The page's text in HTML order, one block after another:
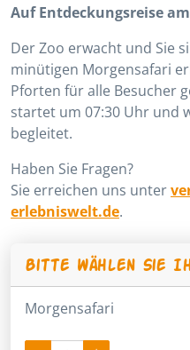
Auf Entdeckungsreise
Der Zoo erwacht und Sie
minütigen Morgensafari
Pforten für alle Besucher
startet um 07:30 Uhr und
begleitet.
Haben Sie Fragen?
Sie erreichen uns unter
erlebniswelt.de.
Bitte wählen Sie
Morgensafari